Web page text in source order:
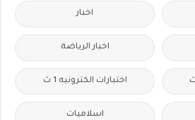
اخبار
اخبار الرياضة
اختبارات الكترونيه 1 ث
اسلاميات